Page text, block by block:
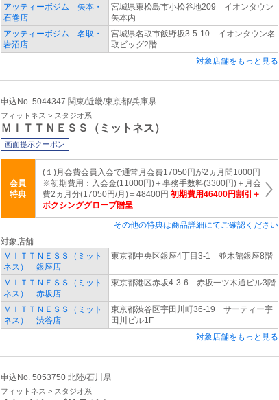
アッティーボジム 矢本・
石巻店
宮城県東松島市小松谷地209 イオンタウン
矢本内
アッティーボジム 名取・
岩沼店
宮城県名取市飯野坂3-5-10 イオンタウン名
取ビッグ2階
対象店舗をもっと見る
申込No. 5044347 関東/近畿/東京都/兵庫県
フィットネス > スタジオ系
ＭＩＴＴＮＥＳＳ（ミットネス）
画面提示クーポン
会員
特典
(１)月会費会員入会で通常月会費17050円が2ヵ月間1000円
※初期費用：入会金(11000円)＋事務手数料(3300円)＋月会
費2ヵ月分(17050円/月)＝48400円 初期費用46400円割引＋
ボクシンググローブ贈呈
その他の特典は商品詳細にてご確認ください
対象店舗
ＭＩＴＴＮＥＳＳ（ミット
ネス） 銀座店
東京都中央区銀座4丁目3-1 並木館銀座8階
ＭＩＴＴＮＥＳＳ（ミット
ネス） 赤坂店
東京都港区赤坂4-3-6 赤坂一ツ木通ビル3階
ＭＩＴＴＮＥＳＳ（ミット
ネス） 渋谷店
東京都渋谷区宇田川町36-19 サーティー宇
田川ビル1F
対象店舗をもっと見る
申込No. 5053750 北陸/石川県
フィットネス > スタジオ系